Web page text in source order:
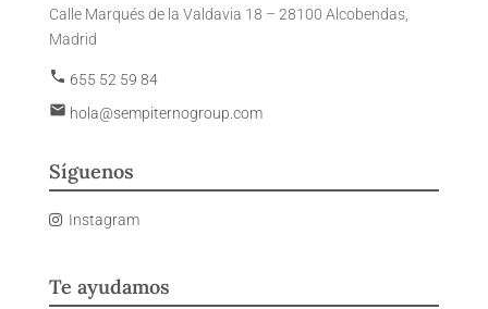
Calle Marqués de la Valdavia 18 – 28100 Alcobendas,
Madrid
phone 655 52 59 84
email hola@sempiternogroup.com
Síguenos
Instagram
Te ayudamos